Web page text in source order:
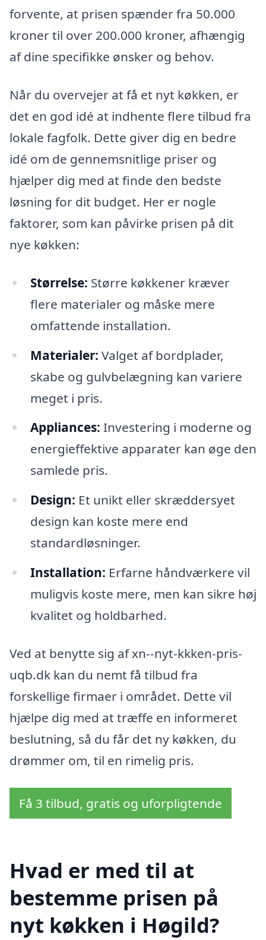
forvente, at prisen spænder fra 50.000
kroner til over 200.000 kroner, afhængig
af dine specifikke ønsker og behov.
Når du overvejer at få et nyt køkken, er
det en god idé at indhente flere tilbud fra
lokale fagfolk. Dette giver dig en bedre
idé om de gennemsnitlige priser og
hjælper dig med at finde den bedste
løsning for dit budget. Her er nogle
faktorer, som kan påvirke prisen på dit
nye køkken:
Størrelse: Større køkkener kræver
flere materialer og måske mere
omfattende installation.
Materialer: Valget af bordplader,
skabe og gulvbelægning kan variere
meget i pris.
Appliances: Investering i moderne og
energieffektive apparater kan øge den
samlede pris.
Design: Et unikt eller skræddersyet
design kan koste mere end
standardløsninger.
Installation: Erfarne håndværkere vil
muligvis koste mere, men kan sikre høj
kvalitet og holdbarhed.
Ved at benytte sig af xn--nyt-kkken-pris-
uqb.dk kan du nemt få tilbud fra
forskellige firmaer i området. Dette vil
hjælpe dig med at træffe en informeret
beslutning, så du får det ny køkken, du
drømmer om, til en rimelig pris.
Få 3 tilbud, gratis og uforpligtende
Hvad er med til at
bestemme prisen på
nyt køkken i Høgild?